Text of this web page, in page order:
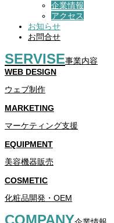
企業情報
アクセス
お知らせ
お問合せ
SERVISE事業内容
WEB DESIGN
ウェブ制作
MARKETING
マーケティング支援
EQUIPMENT
美容機器販売
COSMETIC
化粧品開発・OEM
COMPANY